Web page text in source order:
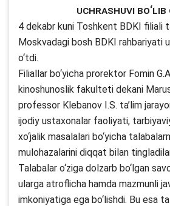
uchrashuvi bo‘lib
4 dekabr kuni Toshkent BDKI filiali
Moskvadagi bosh BDKI rahbariyati
o‘tdi.
Filiallar bo‘yicha prorektor Fomin
kinoshunoslik fakulteti dekani
professor Klebanov I.S. ta’lim
ijodiy ustaxonalar faoliyati,
xo‘jalik masalalari bo‘yicha
mulohazalarini diqqat bilan
Talabalar o‘ziga dolzarb bo‘lgan
ularga atroflicha hamda mazmunli
imkoniyatiga ega bo‘lishdi. Bu esa